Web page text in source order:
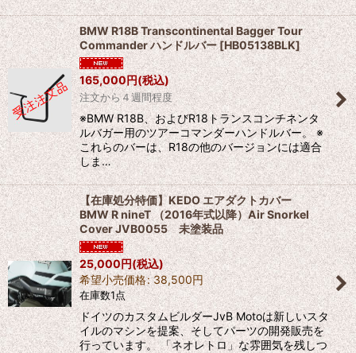
BMW R18B Transcontinental Bagger Tour
Commander ハンドルバー[HB05138BLK]
165,000円(税込)
注文から４週間程度
※BMW R18B、およびR18トランスコンチネンタ
ルバガー用のツアーコマンダーハンドルバー。 ※
これらのバーは、R18の他のバージョンには適合
しま…
【在庫処分特価】KEDO エアダクトカバー
BMW R nineT （2016年式以降）Air Snorkel
Cover JVB0055 未塗装品
25,000円(税込)
希望小売価格: 38,500円
在庫数1点
ドイツのカスタムビルダーJvB Motoは新しいスタ
イルのマシンを提案、そしてパーツの開発販売を
行っています。 「ネオレトロ」な雰囲気を残しつ